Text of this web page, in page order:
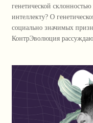
генетической
интеллекту? О
социально значимых
КонтрЭволюция